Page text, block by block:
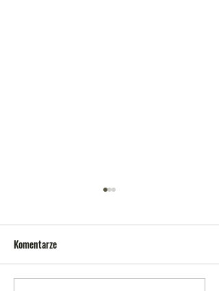
Komentarze